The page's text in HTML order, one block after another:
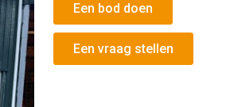
Een bod doen
Een vraag stellen